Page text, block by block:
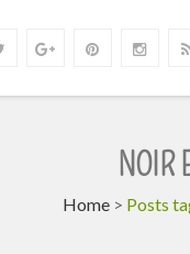
NOIR
Home> Posts